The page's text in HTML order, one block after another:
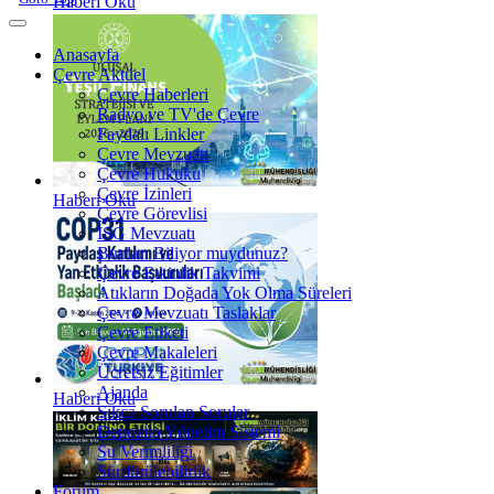
Haberi Oku
Haberi Oku
Anasayfa
Çevre Aktüel
Çevre Haberleri
Radyo ve TV'de Çevre
Faydalı Linkler
Çevre Mevzuatı
Çevre Hukuku
Çevre İzinleri
Çevre Görevlisi
İSG Mevzuatı
Bunları Biliyor muydunuz?
Çevre Etkinlik Takvimi
Atıkların Doğada Yok Olma Süreleri
Çevre Mevzuatı Taslaklar
Çevre Etiketi
Çevre Makaleleri
Ücretsiz Eğitimler
Ajanda
Sıkça Sorulan Sorular
Depozito Yönetim Sistemi
Su Verimliliği
Sürdürülebilirlik